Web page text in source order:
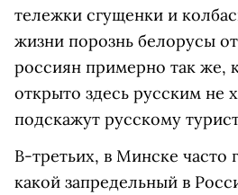
тележки сгущенки и
жизни порознь белорусы
россиян примерно так же,
открыто здесь русским не
подскажут русскому
В-третьих, в Минске часто
какой запредельный в